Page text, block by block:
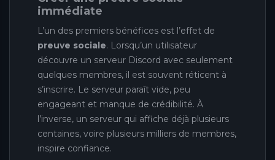
immédiate
L’un des premiers bénéfices est l’effet de
preuve sociale. Lorsqu’un utilisateur
découvre un serveur Discord avec seulement
quelques membres, il est souvent réticent à
s’inscrire. Le serveur paraît vide, peu
engageant et manque de crédibilité. À
l’inverse, un serveur qui affiche déjà plusieurs
centaines, voire plusieurs milliers de membres,
inspire confiance.